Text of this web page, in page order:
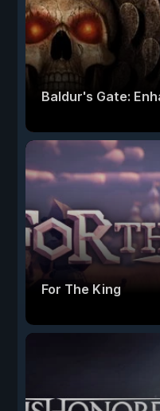
Baldur's Gate:
For The King